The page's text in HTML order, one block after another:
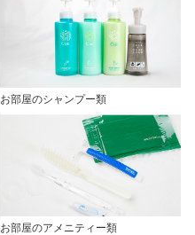
お部屋のシャンプー類
お部屋のアメニティー類